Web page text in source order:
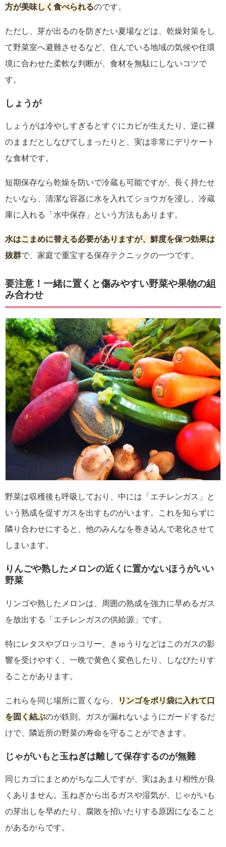
方が美味しく食べられるのです。
ただし、芽が出るのを防ぎたい夏場などは、乾燥対策をし
て野菜室へ避難させるなど、住んでいる地域の気候や住環
境に合わせた柔軟な判断が、食材を無駄にしないコツで
す。
しょうが
しょうがは冷やしすぎるとすぐにカビが生えたり、逆に裸
のままだとしなびてしまったりと、実は非常にデリケート
な食材です。
短期保存なら乾燥を防いで冷蔵も可能ですが、長く持たせ
たいなら、清潔な容器に水を入れてショウガを浸し、冷蔵
庫に入れる「水中保存」という方法もあります。
水はこまめに替える必要がありますが、鮮度を保つ効果は
抜群で、家庭で重宝する保存テクニックの一つです。
要注意！一緒に置くと傷みやすい野菜や果物の組
み合わせ
野菜は収穫後も呼吸しており、中には「エチレンガス」と
いう熟成を促すガスを出すものがいます。これを知らずに
隣り合わせにすると、他のみんなを巻き込んで老化させて
しまいます。
りんごや熟したメロンの近くに置かないほうがいい
野菜
リンゴや熟したメロンは、周囲の熟成を強力に早めるガス
を放出する「エチレンガスの供給源」です。
特にレタスやブロッコリー、きゅうりなどはこのガスの影
響を受けやすく、一晩で黄色く変色したり、しなびたりす
ることがあります。
これらを同じ場所に置くなら、
リンゴをポリ袋に入れて口
を固く結ぶのが鉄則。ガスが漏れないようにガードするだ
けで、隣近所の野菜の寿命を守ることができます。
じゃがいもと玉ねぎは離して保存するのが無難
同じカゴにまとめがちな二人ですが、実はあまり相性が良
くありません。玉ねぎから出るガスや湿気が、じゃがいも
の芽出しを早めたり、腐敗を招いたりする原因になること
があるからです。